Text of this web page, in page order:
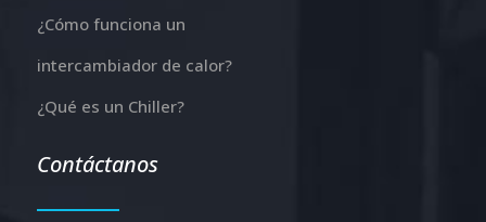
¿Cómo funciona un
intercambiador de calor?
¿Qué es un Chiller?
Contáctanos